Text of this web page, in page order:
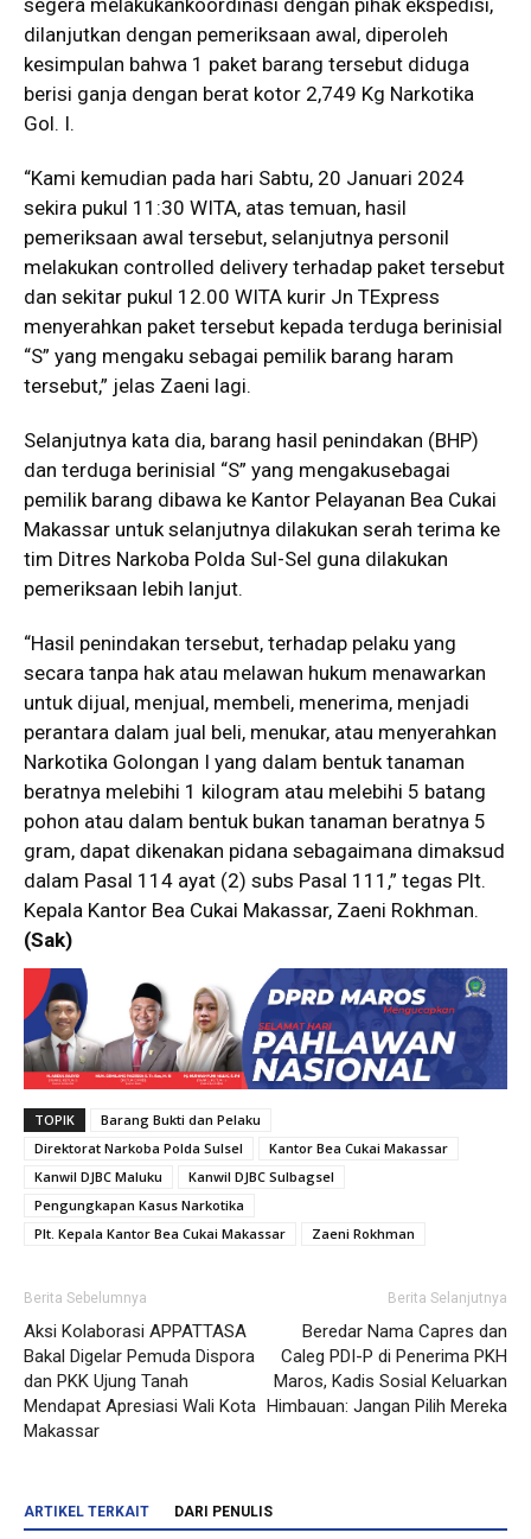
segera melakukankoordinasi dengan pihak ekspedisi,
dilanjutkan dengan pemeriksaan awal, diperoleh
kesimpulan bahwa 1 paket barang tersebut diduga
berisi ganja dengan berat kotor 2,749 Kg Narkotika
Gol. I.
“Kami kemudian pada hari Sabtu, 20 Januari 2024
sekira pukul 11:30 WITA, atas temuan, hasil
pemeriksaan awal tersebut, selanjutnya personil
melakukan controlled delivery terhadap paket tersebut
dan sekitar pukul 12.00 WITA kurir Jn TExpress
menyerahkan paket tersebut kepada terduga berinisial
“S” yang mengaku sebagai pemilik barang haram
tersebut,” jelas Zaeni lagi.
Selanjutnya kata dia, barang hasil penindakan (BHP)
dan terduga berinisial “S” yang mengakusebagai
pemilik barang dibawa ke Kantor Pelayanan Bea Cukai
Makassar untuk selanjutnya dilakukan serah terima ke
tim Ditres Narkoba Polda Sul-Sel guna dilakukan
pemeriksaan lebih lanjut.
“Hasil penindakan tersebut, terhadap pelaku yang
secara tanpa hak atau melawan hukum menawarkan
untuk dijual, menjual, membeli, menerima, menjadi
perantara dalam jual beli, menukar, atau menyerahkan
Narkotika Golongan I yang dalam bentuk tanaman
beratnya melebihi 1 kilogram atau melebihi 5 batang
pohon atau dalam bentuk bukan tanaman beratnya 5
gram, dapat dikenakan pidana sebagaimana dimaksud
dalam Pasal 114 ayat (2) subs Pasal 111,” tegas Plt.
Kepala Kantor Bea Cukai Makassar, Zaeni Rokhman.
(Sak)
TOPIK
Barang Bukti dan Pelaku
Direktorat Narkoba Polda Sulsel
Kantor Bea Cukai Makassar
Kanwil DJBC Maluku
Kanwil DJBC Sulbagsel
Pengungkapan Kasus Narkotika
Plt. Kepala Kantor Bea Cukai Makassar
Zaeni Rokhman
Berita Sebelumnya
Aksi Kolaborasi APPATTASA
Bakal Digelar Pemuda Dispora
dan PKK Ujung Tanah
Mendapat Apresiasi Wali Kota
Makassar
Berita Selanjutnya
Beredar Nama Capres dan
Caleg PDI-P di Penerima PKH
Maros, Kadis Sosial Keluarkan
Himbauan: Jangan Pilih Mereka
ARTIKEL TERKAIT DARI PENULIS